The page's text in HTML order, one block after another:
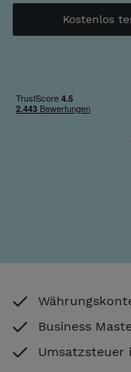
Kostenlos
Business
Umsatzsteuer